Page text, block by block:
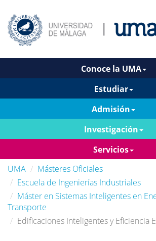
Conoce la UMA
Estudiar
Admisión
Investigación
Servicios
UMA
Másteres Oficiales
Escuela de Ingenierías Industriales
Máster en Sistemas Inteligentes en
Transporte
Edificaciones Inteligentes y Eficiencia